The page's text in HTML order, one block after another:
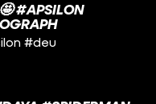
#APSILON
#deu